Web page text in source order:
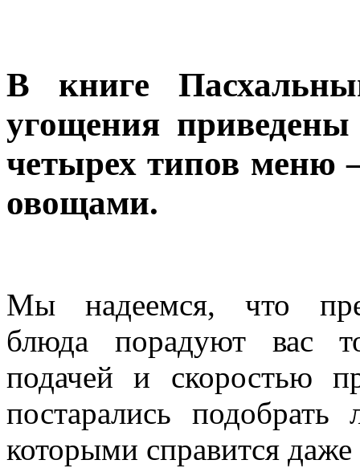
В книге
угощения
четырех типов меню
овощами.
Мы надеемся, что
блюда порадуют вас
подачей и скоростью
постарались
которыми справится